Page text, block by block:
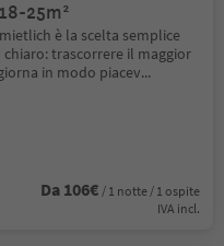
25m²
è la scelta semplice
trascorrere il maggior
in modo piacev...
Da 106€ / 1 notte / 1 ospite
IVA incl.